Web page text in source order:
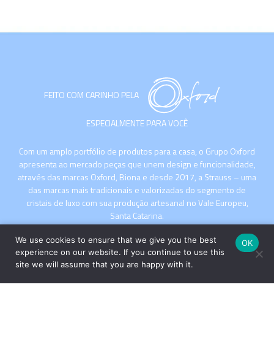
FEITO COM CARINHO PELA
ESPECIALMENTE PARA VOCÊ
Com um amplo portfólio de produtos para a casa, o Grupo Oxford
apresenta ao mercado peças que unem design e funcionalidade,
através das marcas Oxford, Biona e desde 2017, a Strauss – uma
das marcas mais tradicionais e valorizadas do segmento de
cristais de luxo com sua produção artesanal no Vale Europeu,
Santa Catarina.
We use cookies to ensure that we give you the best
experience on our website. If you continue to use this
site we will assume that you are happy with it.
OK